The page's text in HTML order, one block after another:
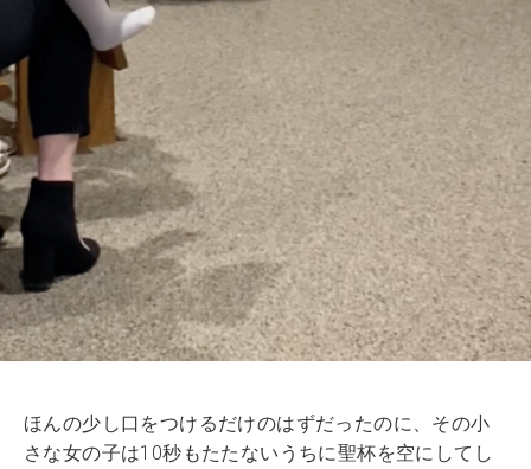
ほんの少し口をつけるだけのはずだったのに、その小
さな女の子は10秒もたたないうちに聖杯を空にしてし